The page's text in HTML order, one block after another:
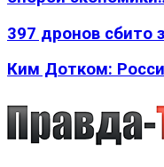
397 дронов сбито
Ким Дотком: